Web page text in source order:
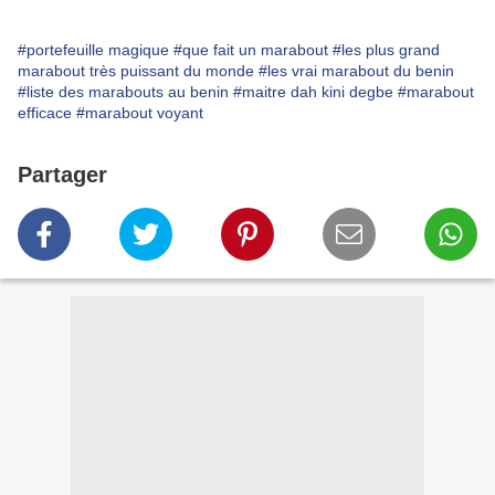
#portefeuille magique #que fait un marabout #les plus grand
marabout très puissant du monde #les vrai marabout du benin
#liste des marabouts au benin #maitre dah kini degbe #marabout
efficace #marabout voyant
Partager